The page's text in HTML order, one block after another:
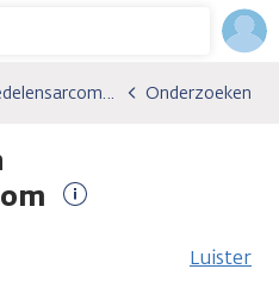
Onderzoeken
Luister